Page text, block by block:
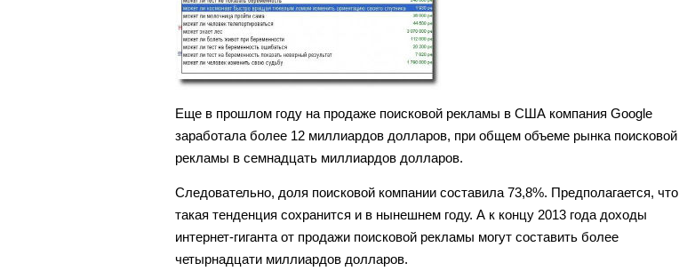
Еще в прошлом году на продаже поисковой рекламы в США компания Google
заработала более 12 миллиардов долларов, при общем объеме рынка поисковой
рекламы в семнадцать миллиардов долларов.
Следовательно, доля поисковой компании составила 73,8%. Предполагается, что
такая тенденция сохранится и в нынешнем году. А к концу 2013 года доходы
интернет-гиганта от продажи поисковой рекламы могут составить более
четырнадцати миллиардов долларов.